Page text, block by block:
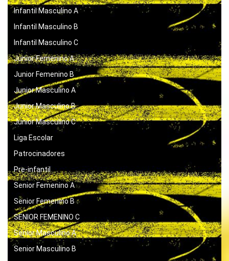
Infantil Masculino A
Infantil Masculino B
Infantil Masculino C
Junior Femenino A
Junior Femenino B
Junior Masculino A
Junior Masculino B
Junior Masculino C
Liga Escolar
Patrocinadores
Pre-infantil
Senior Femenino A
Senior Femenino B
SENIOR FEMENINO C
Senior Masculino A
Senior Masculino B